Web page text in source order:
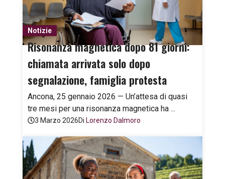
Notizie
Risonanza magnetica dopo 81 giorni:
chiamata arrivata solo dopo
segnalazione, famiglia protesta
Ancona, 25 gennaio 2026 — Un’attesa di quasi
tre mesi per una risonanza magnetica ha ...
3 Marzo 2026Di Lorenzo Dalmoro